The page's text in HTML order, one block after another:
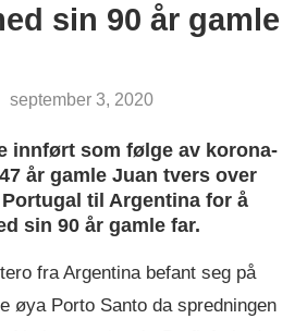
sin 90 år gamle
september 3, 2020
innført som følge av korona-
år gamle Juan tvers over
til Argentina for å
sin 90 år gamle far.
fra Argentina befant seg på
øya Porto Santo da spredningen